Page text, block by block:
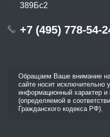
389Бс2
+7 (495) 778-54-
Обращаем Ваше внимание
сайте носит исключительно
информационный характер
(определяемой в
Гражданского кодекса РФ).